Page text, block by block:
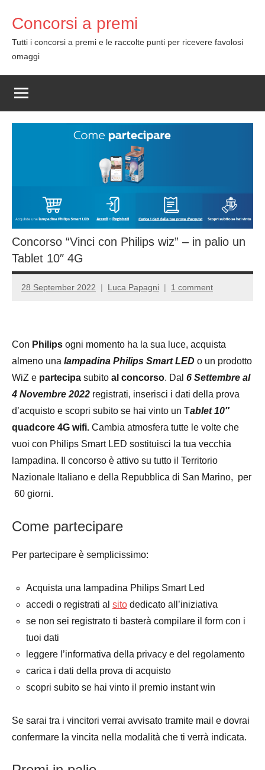
content
Concorsi a premi
Tutti i concorsi a premi e le raccolte punti per ricevere favolosi
omaggi
Concorso “Vinci con Philips wiz” – in palio un
Tablet 10″ 4G
28 September 2022 Luca Papagni 1 comment
Con Philips ogni momento ha la sua luce, acquista
almeno una lampadina Philips Smart LED o un prodotto
WiZ e partecipa subito al concorso. Dal 6 Settembre al
4 Novembre 2022 registrati, inserisci i dati della prova
d’acquisto e scopri subito se hai vinto un Tablet 10″
quadcore 4G wifi. Cambia atmosfera tutte le volte che
vuoi con Philips Smart LED sostituisci la tua vecchia
lampadina. Il concorso è attivo su tutto il Territorio
Nazionale Italiano e della Repubblica di San Marino, per
60 giorni.
Come partecipare
Per partecipare è semplicissimo:
Acquista una lampadina Philips Smart Led
accedi o registrati al sito dedicato all’iniziativa
se non sei registrato ti basterà compilare il form con i
tuoi dati
leggere l’informativa della privacy e del regolamento
carica i dati della prova di acquisto
scopri subito se hai vinto il premio instant win
Se sarai tra i vincitori verrai avvisato tramite mail e dovrai
confermare la vincita nella modalità che ti verrà indicata.